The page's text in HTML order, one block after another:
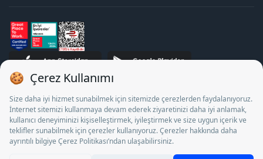
STJ Human Resources Informatics and Consultancy Inc. as a
Private Employment Agency to operate between 13/05/2025 -
12/05/2028, Turkey Employment Agency by 18/04/2025 date
and 18095710 numbered decision in accordance with the
document No. 1078 operates with. Pursuant to Law No. 4904,